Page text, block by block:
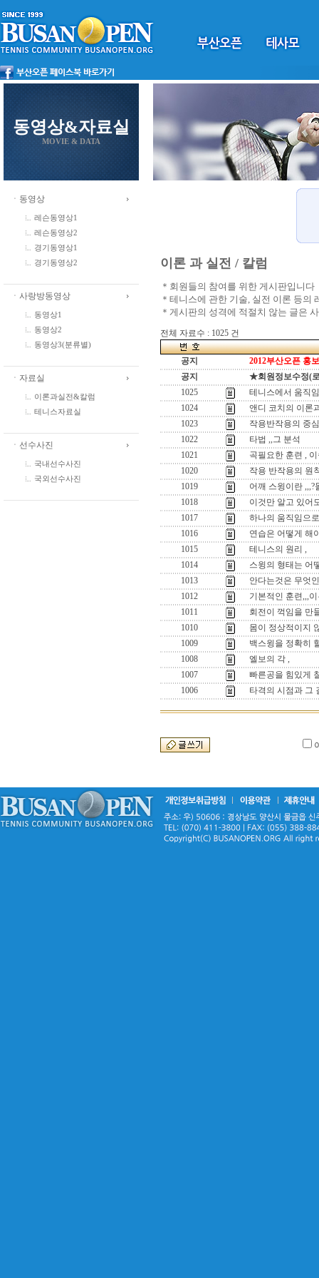
동영상&자료실
MOVIE & DATA
ㆍ동영상
레슨동영상1
레슨동영상2
경기동영상1
경기동영상2
ㆍ사랑방동영상
동영상1
동영상2
동영상3(분류별)
ㆍ자료실
이론과실전&칼럼
테니스자료실
ㆍ선수사진
국내선수사진
국외선수사진
이론 과 실전 / 칼럼
＊회원들의 참여를 위한 게시판입니다
＊테니스에 관한 기술, 실전 이론 등의
＊게시판의 성격에 적절치 않는 글은
전체 자료수 : 1025 건
공지
2012부산오픈 홍
공지
★회원정보수정(
1025
테니스에서 움직
1024
앤디 코치의 이론
1023
작용반작용의 중
1022
타법 ,,그 분석
1021
곡필요한 훈련 ,
1020
작용 반작용의 원
1019
어깨 스윙이란
1018
이것만 알고 있어
1017
하나의 움직임으
1016
연습은 어떻게 해
1015
테니스의 원리 ,
1014
스윙의 형태는 어
1013
안다는것은 무엇
1012
기본적인 훈련,,,
1011
회전이 꺽임을 만
1010
몸이 정상적이지
1009
백스윙을 정확히
1008
엘보의 각 ,
1007
빠른공을 힘있게
1006
타격의 시점과 그